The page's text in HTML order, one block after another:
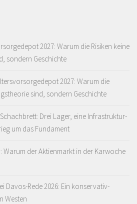
2027: Warum die Risiken keine
sondern Geschichte
2027: Warum die
sind, sondern Geschichte
Drei Lager, eine Infrastruktur-
um das Fundament
Warum der Aktienmarkt in der Karwoche
Davos-Rede 2026: Ein konservativ-
Westen